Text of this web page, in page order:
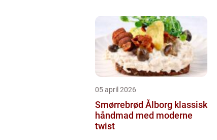
05 april 2026
Smørrebrød Ålborg klassisk
håndmad med moderne
twist